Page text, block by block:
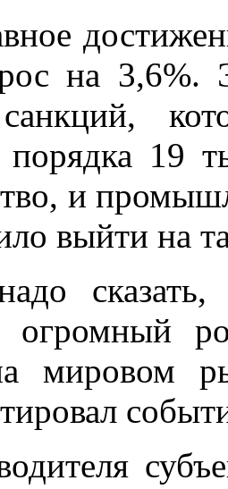
на 3,6%.
19
и
выйти на
огромный
мировом